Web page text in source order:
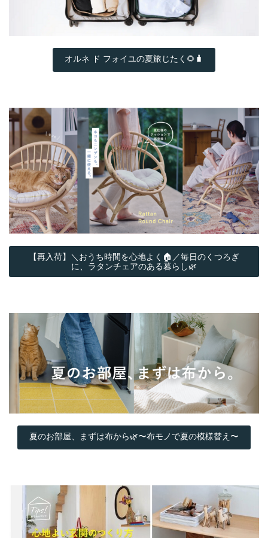
オルネ ド フォイユの夏旅じたく🌻🧳
【再入荷】＼おうち時間を心地よく🏠／毎日のくつろぎ
に、ラタンチェアのある暮らし🌿
夏のお部屋、まずは布から🌿〜布モノで夏の模様替え〜